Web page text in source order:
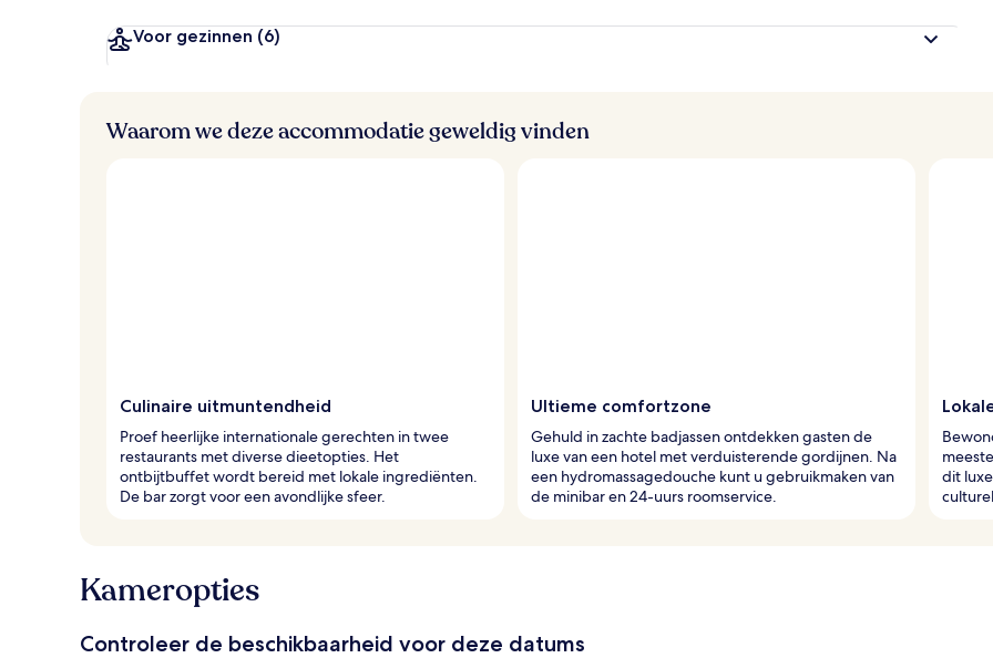
Voor gezinnen (6)
Waarom we deze accommodatie geweldig vinden
Culinaire uitmuntendheid
Proef heerlijke internationale gerechten in twee
restaurants met diverse dieetopties. Het
ontbijtbuffet wordt bereid met lokale ingrediënten.
De bar zorgt voor een avondlijke sfeer.
Ultieme comfortzone
Gehuld in zachte badjassen ontdekken gasten de
luxe van een hotel met verduisterende gordijnen. Na
een hydromassagedouche kunt u gebruikmaken van
de minibar en 24-uurs roomservice.
dit
Kameropties
Controleer de beschikbaarheid voor deze datums